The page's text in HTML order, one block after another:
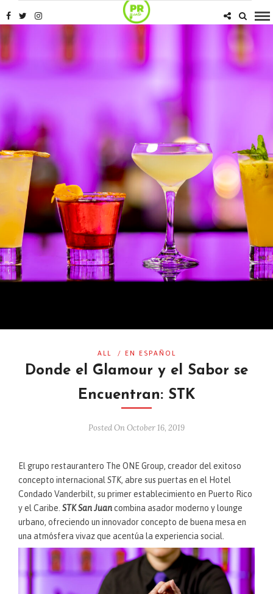
ALL / EN ESPAÑOL
Donde el Glamour y el Sabor se
Encuentran: STK
Posted On October 16, 2019
El grupo restaurantero The ONE Group, creador del exitoso
concepto internacional STK, abre sus puertas en el Hotel
Condado Vanderbilt, su primer establecimiento en Puerto Rico
y el Caribe. STK San Juancombina asador moderno y lounge
urbano, ofreciendo un innovador concepto de buena mesa en
una atmósfera vivaz que acentúa la experiencia social.